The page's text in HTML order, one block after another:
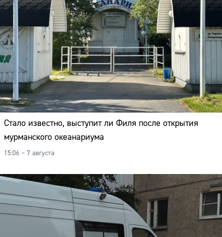
Стало известно, выступит ли Филя после открытия
мурманского океанариума
15:06 – 7 августа